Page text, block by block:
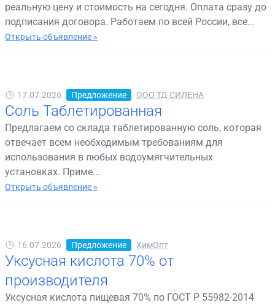
реальную цену и стоимость на сегодня. Оплата сразу до
подписания договора. Работаем по всей России, все...
Открыть объявление »
17.07.2026 Предложение ООО ТД СИЛЕНА
Соль Таблетированная
Предлагаем со склада таблетированную соль, которая
отвечает всем необходимым требованиям для
использования в любых водоумягчительных
установках. Приме...
Открыть объявление »
16.07.2026 Предложение ХимОпт
Уксусная кислота 70% от
производителя
Уксусная кислота пищевая 70% по ГОСТ Р 55982-2014